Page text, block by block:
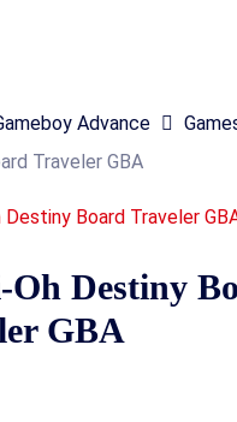
Advance
Traveler GBA
Oh Destiny
GBA